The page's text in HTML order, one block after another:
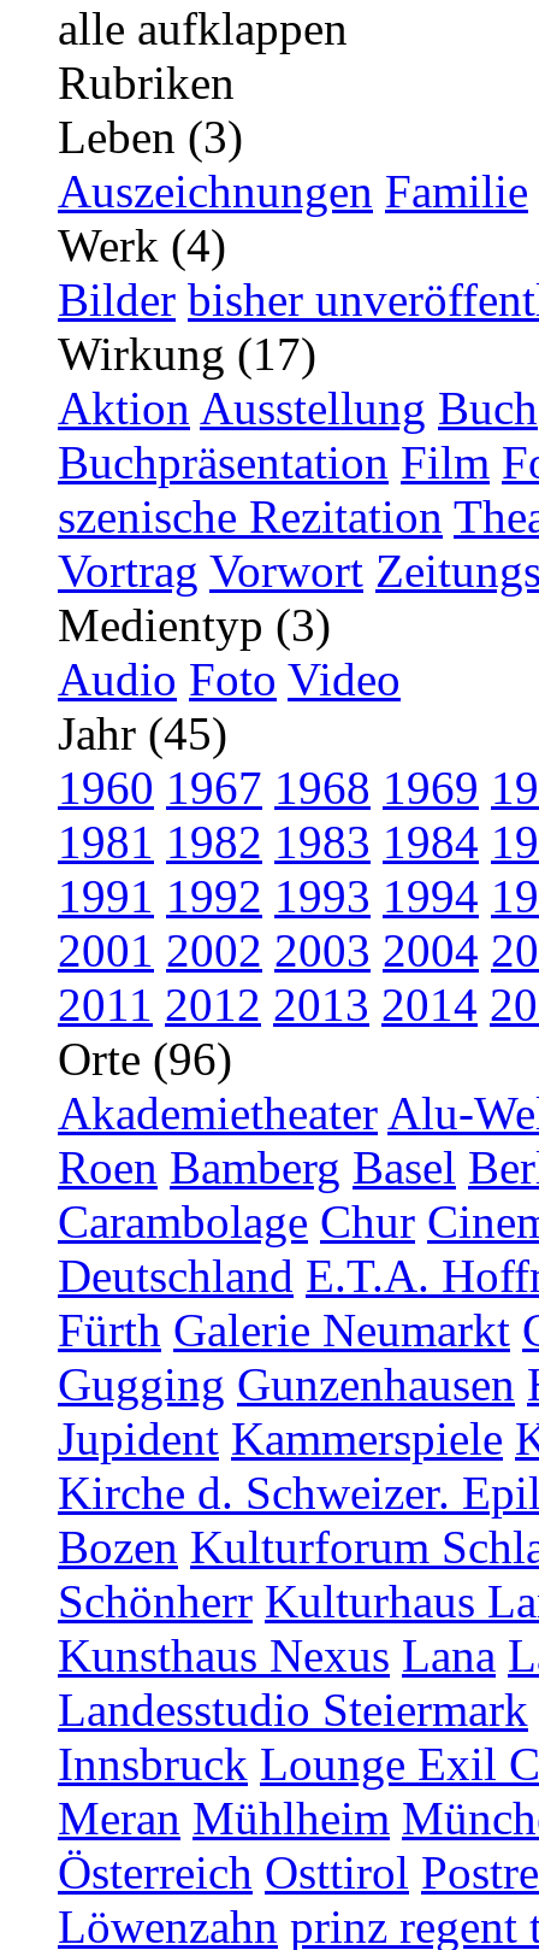
alle aufklappen
Rubriken
Leben (3)
Auszeichnungen Familie
Werk (4)
Bilder bisher
Wirkung (17)
Aktion Ausstellung Buch
Buchpräsentation Film
szenische Rezitation
Vortrag Vorwort
Medientyp (3)
Audio Foto Video
Jahr (45)
1960 1967 1968 1969
1981 1982 1983 1984
1991 1992 1993 1994
2001 2002 2003 2004
2011 2012 2013 2014
Orte (96)
Akademietheater Alu-
Roen Bamberg Basel
Carambolage Chur
Deutschland E.T.A.
Fürth Galerie Neumarkt
Gugging Gunzenhausen
Jupident Kammerspiele
Kirche d. Schweizer.
Bozen Kulturforum
Schönherr Kulturhaus
Kunsthaus Nexus Lana
Landesstudio Steiermark
Innsbruck Lounge Exil
Meran Mühlheim
Österreich Osttirol
Löwenzahn prinz regent